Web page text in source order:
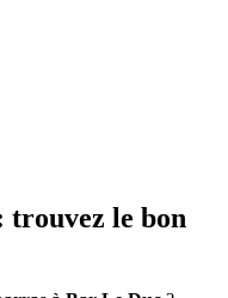
trouvez le bon